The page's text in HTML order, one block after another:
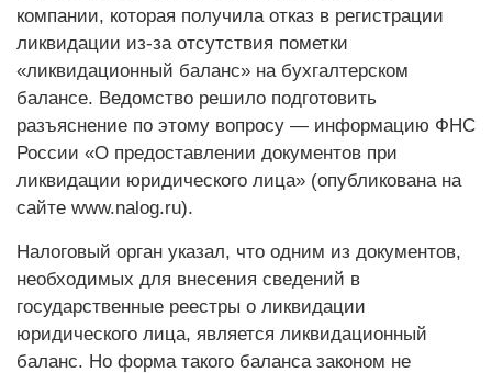
компании, которая получила отказ в регистрации
ликвидации из-за отсутствия пометки
«ликвидационный баланс» на бухгалтерском
балансе. Ведомство решило подготовить
разъяснение по этому вопросу — информацию ФНС
России «О предоставлении документов при
ликвидации юридического лица» (опубликована на
сайте www.nalog.ru).
Налоговый орган указал, что одним из документов,
необходимых для внесения сведений в
государственные реестры о ликвидации
юридического лица, является ликвидационный
баланс. Но форма такого баланса законом не